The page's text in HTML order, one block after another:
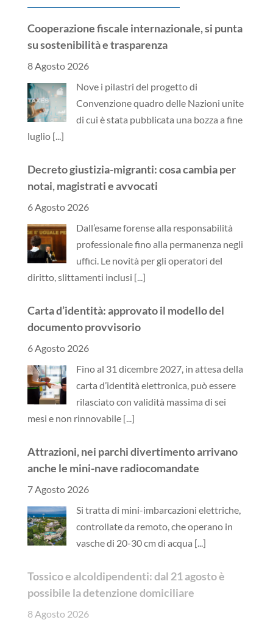
Cooperazione fiscale internazionale, si punta
su sostenibilità e trasparenza
8 Agosto 2026
Nove i pilastri del progetto di
Convenzione quadro delle Nazioni unite
di cui è stata pubblicata una bozza a fine
luglio [...]
Decreto giustizia-migranti: cosa cambia per
notai, magistrati e avvocati
6 Agosto 2026
Dall’esame forense alla responsabilità
professionale fino alla permanenza negli
uffici. Le novità per gli operatori del
diritto, slittamenti inclusi [...]
Carta d’identità: approvato il modello del
documento provvisorio
6 Agosto 2026
Fino al 31 dicembre 2027, in attesa della
carta d’identità elettronica, può essere
rilasciato con validità massima di sei
mesi e non rinnovabile [...]
Attrazioni, nei parchi divertimento arrivano
anche le mini-nave radiocomandate
7 Agosto 2026
Si tratta di mini-imbarcazioni elettriche,
controllate da remoto, che operano in
vasche di 20-30 cm di acqua [...]
Tossico e alcoldipendenti: dal 21 agosto è
possibile la detenzione domiciliare
8 Agosto 2026